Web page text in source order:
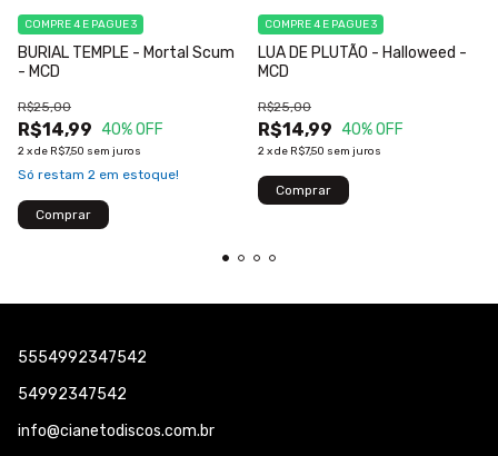
BURIAL TEMPLE - Mortal Scum
- MCD
R$14,99
R$25,00
40% OFF
2xde R$7,50 sem juros
COMPRE 4 E PAGUE 3
Só restam 2 em estoque!
LUA DE PLUTÃO - Halloweed -
MCD
R$14,99
R$25,00
40% OFF
2xde R$7,50 sem juros
COMPRE 4 E PAGUE 3
5554992347542
54992347542
info@cianetodiscos.com.br